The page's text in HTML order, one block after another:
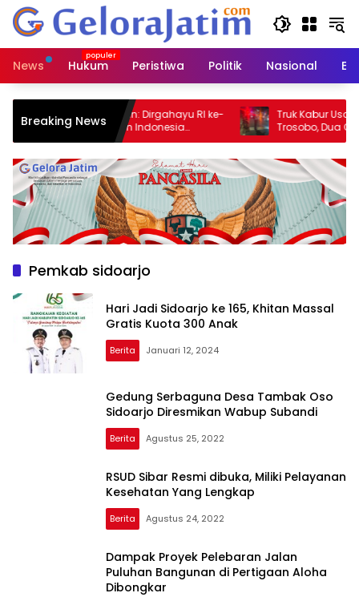
Langsung
konten
News
Hukum Peristiwa Politik Nasional
Breaking News
Adik Agus Putrawan: Dirgahayu RI ke-
Wujudkan Indonesia
Adil, Makmur, dan Bersih dari
Truk Kabur Usai Tabrak
Trosobo, Dua Orang
Pemkab sidoarjo
Hari Jadi Sidoarjo ke 165, Khitan Massal
Gratis Kuota 300 Anak
Berita Januari 12, 2024
Gedung Serbaguna Desa Tambak Oso
Sidoarjo Diresmikan Wabup Subandi
Berita Agustus 25, 2022
RSUD Sibar Resmi dibuka, Miliki Pelayanan
Kesehatan Yang Lengkap
Berita Agustus 24, 2022
Dampak Proyek Pelebaran Jalan
Puluhan Bangunan di Pertigaan Aloha
Dibongkar